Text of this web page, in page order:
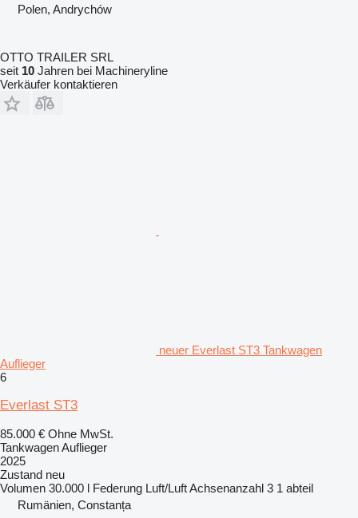
Polen, Andrychów
OTTO TRAILER SRL
seit 10 Jahren bei Machineryline
Verkäufer kontaktieren
neuer Everlast ST3 Tankwagen
Auflieger
6
Everlast ST3
85.000 € Ohne MwSt.
Tankwagen Auflieger
2025
Zustand neu
Volumen 30.000 l Federung Luft/LuftAchsenanzahl 3 1 abteil
Rumänien, Constanța